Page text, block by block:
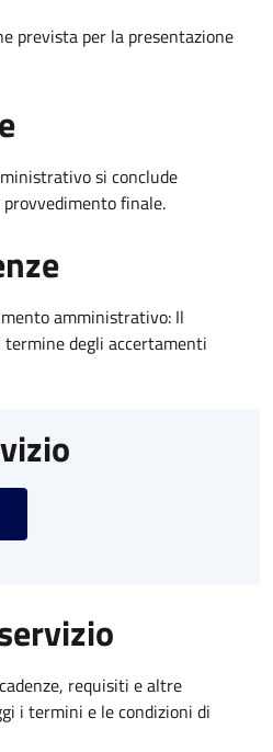
prevista per la presentazione
si conclude
finale.
amministrativo: Il
degli accertamenti
requisiti e altre
i termini e le condizioni di